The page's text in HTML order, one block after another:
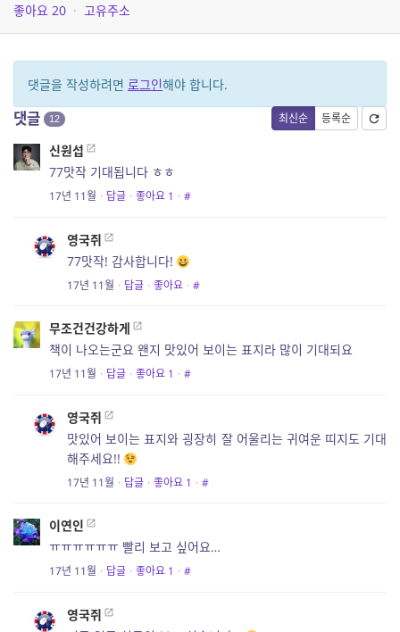
좋아요 20 · 고유주소
댓글을 작성하려면 로그인해야 합니다.
최신순 등록순
댓글 12
신원섭
77맛작 기대됩니다 ㅎㅎ
17년 11월 · 답글 · 좋아요 1 · #
영국쥐
77맛작! 감사합니다!
17년 11월 · 답글 · 좋아요 · #
무조건건강하게
책이 나오는군요 왠지 맛있어 보이는 표지라 많이 기대되요
17년 11월 · 답글 · 좋아요 1 · #
영국쥐
맛있어 보이는 표지와 굉장히 잘 어울리는 귀여운 띠지도 기대
해주세요!!
17년 11월 · 답글 · 좋아요 1 · #
이연인
ㅠㅠㅠㅠㅠㅠ 빨리 보고 싶어요…
17년 11월 · 답글 · 좋아요 1 · #
영국쥐